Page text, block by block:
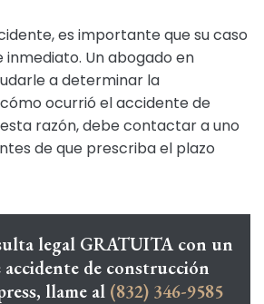
es importante que su caso
inmediato. Un abogado en
a determinar la
ocurrió el accidente de
razón, debe contactar a uno
de que prescriba el plazo
legal GRATUITA con un
accidente de construcción
llame al (832) 346-9585